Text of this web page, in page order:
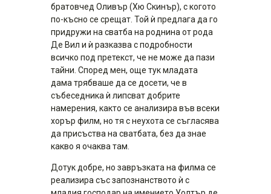
братовчед Оливър (Хю Скинър), с когото
по-късно се срещат. Той ѝ предлага да го
придружи на сватба на роднина от рода
Де Вил и ѝ разказва с подробности
всичко под претекст, че не може да пази
тайни. Според мен, още тук младата
дама трябваше да се досети, че в
събеседника ѝ липсват добрите
намерения, както се анализира във всеки
хорър филм, но тя с неухота се съгласява
да присъства на сватбата, без да знае
какво я очаква там.
Дотук добре, но завръзката на филма се
реализира със запознанството ѝ с